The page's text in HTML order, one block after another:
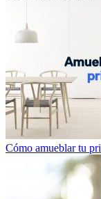
Cómo amueblar tu